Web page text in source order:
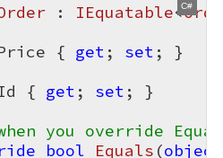
: IEquatable<
{ get ; set ; }
{ get ; set ; }
you override
bool Equals (object